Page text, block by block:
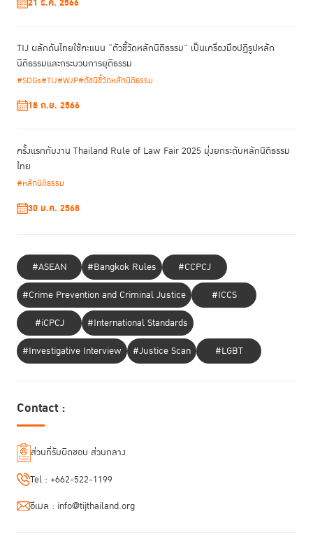
ทว่า ข้อมูลภาครัฐไม่ใช่สิ่งที่จะได้มาง่าย แม้จะมีกฎหมายที่บัญญัติให้ภาครัฐต้อง
เปิดเผยข้อมูล อย่างพระราชบัญญัติข้อมูลข่าวสารของทางราชการ พ.ศ. 2550
โดยพงศ์พิพัฒน์ บัญชานนท์จาก Nation STORY นักข่าวผู้พยายามใช้ข้อมูล
เปลี่ยนความคิดเห็นในวงเสวนาไว้ว่าตั้งแต่ร้องขอการเปิดเผยข้อมูลภาครัฐ พบ
จริงๆ แล้วรัฐจะต้องเปิดเผยข้อมูลโดยไม่ต้องร้องขอ และข้อมูลที่ได้มานั้นต้อง
สามารถนำไปใช้ประโยชน์ได้อย่างแท้จริง
นอกจากจะได้มายากแล้ว ข้อมูลยังนำไปใช้งานได้ยากด้วย
รัฐบาลเป็นบริษัทที่ต้องบริหารเงินภาษีของประชาชนที่ใช้ “ซื้อ” บริการภาครัฐ
รัฐบาลก็ควรต้องเปิดเผยข้อมูลอย่างโปร่งใสว่าเงินที่ได้จากผู้ซื้อนั้นถูกนำไปใช้
ทำอะไรบ้าง และที่สำคัญคือประชาชนมีอำนาจในการตรวจสอบ มีอำนาจใน
ยังคงไม่ได้วิเคราะห์ Customer Journey
TIJ ผลักดันไทยใช้คะแนน “ตัวชี้วัดหลักนิติธรรม” เป็นเครื่องมือปฏิรูปหลัก
นิติธรรมและกระบวนการยุติธรรม
#SDGs#TIJ#WJP#ดัชนีชี้วัดหลักนิติธรรม
18 ก.ย. 2566
ครั้งแรกกับงาน Thailand Rule of Law Fair 2025 มุ่งยกระดับหลักนิติธรรม
ไทย
#หลักนิติธรรม
30 ม.ค. 2568
#ASEAN #Bangkok Rules
#CCPCJ
#Crime Prevention and Criminal Justice
#ICCS
#iCPCJ
#International Standards
#Investigative Interview
#Justice Scan #LGBT
Contact :
ส่วนที่รับผิดชอบ ส่วนกลาง
Tel : +662-522-1199
อีเมล : info@tijthailand.org